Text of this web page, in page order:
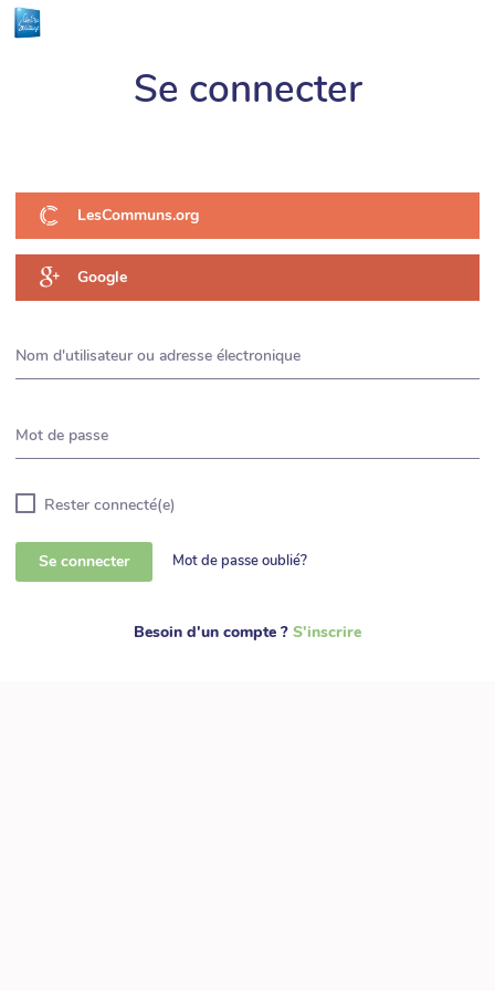
Animation de la vie sociale en Lot-et-
Garonne (47)
Se connecter
LesCommuns.org
Google
Nom d'utilisateur ou adresse électronique
Mot de passe
Rester connecté(e)
Se connecter Mot de passe oublié?
Besoin d'un compte ? S'inscrire